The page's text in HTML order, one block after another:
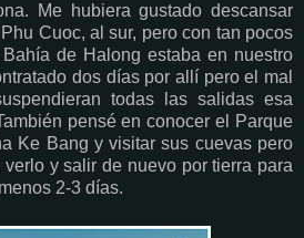
Me hubiera gustado descansar
Cuoc, al sur, pero con tan pocos
de Halong estaba en nuestro
dos días por allí pero el mal
todas las salidas esa
pensé en conocer el Parque
Ke Bang y visitar sus cuevas pero
y salir de nuevo por tierra para
2-3 días.